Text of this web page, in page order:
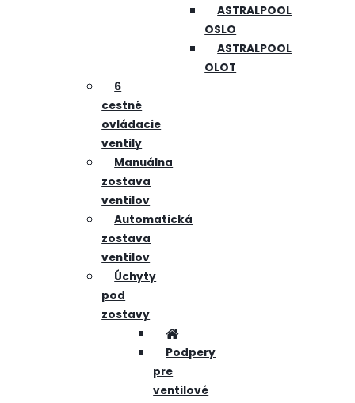
ASTRALPOOL
OSLO
ASTRALPOOL
OLOT
6
cestné
ovládacie
ventily
Manuálna
zostava
ventilov
Automatická
zostava
ventilov
Úchyty
pod
zostavy
Podpery
pre
ventilové